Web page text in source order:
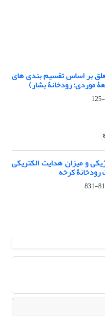
بر اساس تقسیم‏ بندی‏ های
موردی: رودخانۀ بشار)
و میزان هدایت الکتریکی
رودخانۀ کرخه